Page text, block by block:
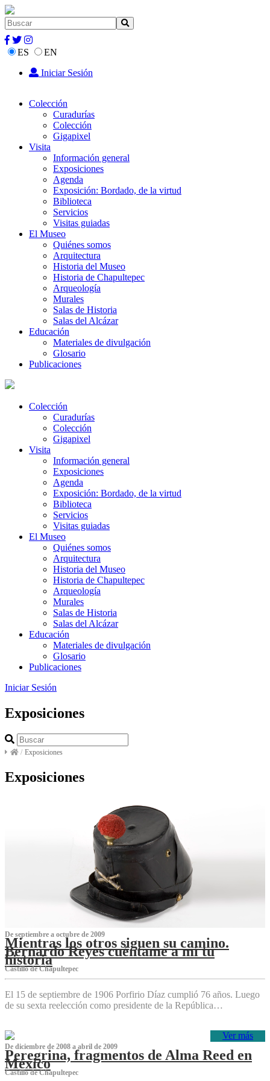
ES
EN
Iniciar Sesión
Colección
Curadurías
Colección
Gigapixel
Visita
Información general
Exposiciones
Agenda
Exposición: Bordado, de la virtud
Biblioteca
Servicios
Visitas guiadas
El Museo
Quiénes somos
Arquitectura
Historia del Museo
Historia de Chapultepec
Arqueología
Murales
Salas de Historia
Salas del Alcázar
Educación
Materiales de divulgación
Glosario
Publicaciones
Colección
Curadurías
Colección
Gigapixel
Visita
Información general
Exposiciones
Agenda
Exposición: Bordado, de la virtud
Biblioteca
Servicios
Visitas guiadas
El Museo
Quiénes somos
Arquitectura
Historia del Museo
Historia de Chapultepec
Arqueología
Murales
Salas de Historia
Salas del Alcázar
Educación
Materiales de divulgación
Glosario
Publicaciones
Iniciar Sesión
Exposiciones
/ Exposiciones
Exposiciones
De septiembre a octubre de 2009
Mientras los otros siguen su camino.
Bernardo Reyes cuéntame a mí tu
historia
Castillo de Chapultepec
El 15 de septiembre de 1906 Porfirio Díaz cumplió 76 años. Luego
de su sexta reelección como presidente de la República…
Ver más
De diciembre de 2008 a abril de 2009
Peregrina, fragmentos de Alma Reed en
México
Castillo de Chapultepec